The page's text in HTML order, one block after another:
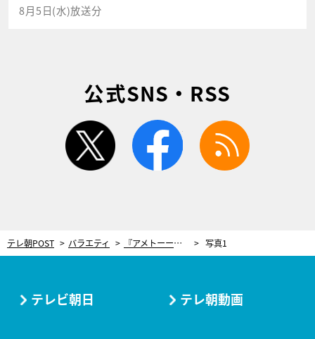
8月5日(水)放送分
公式SNS・RSS
twitter facebook
テレ朝POST バラエティ 『アメトーーク！』恒例の食シリーズ！今回は「イカ大好き芸人」、ミスター正論も登場 写真1
テレビ朝日 テレ朝動画